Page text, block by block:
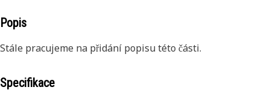
Popis
Stále pracujeme na přidání popisu této části.
Specifikace